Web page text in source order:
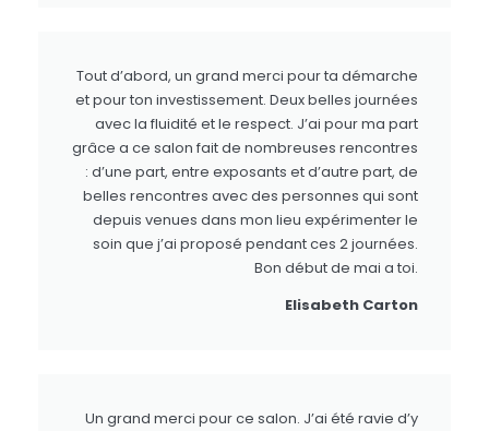
Tout d’abord, un grand merci pour ta démarche
et pour ton investissement. Deux belles journées
avec la fluidité et le respect. J’ai pour ma part
grâce a ce salon fait de nombreuses rencontres
: d’une part, entre exposants et d’autre part, de
belles rencontres avec des personnes qui sont
depuis venues dans mon lieu expérimenter le
soin que j’ai proposé pendant ces 2 journées.
Bon début de mai a toi.
Elisabeth Carton
Un grand merci pour ce salon. J’ai été ravie d’y